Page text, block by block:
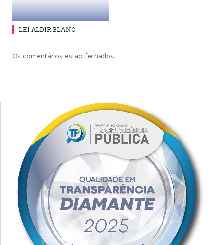
LEI ALDIR BLANC
Os comentários estão fechados.